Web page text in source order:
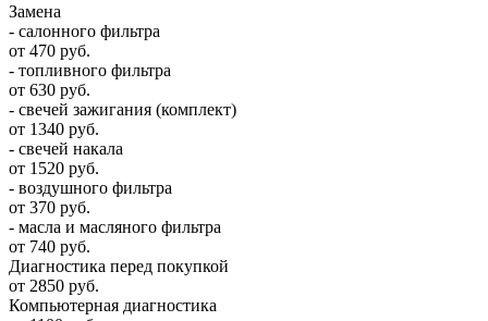
Замена
- салонного фильтра
от 470 руб.
- топливного фильтра
от 630 руб.
- свечей зажигания (комплект)
от 1340 руб.
- свечей накала
от 1520 руб.
- воздушного фильтра
от 370 руб.
- масла и масляного фильтра
от 740 руб.
Диагностика перед покупкой
от 2850 руб.
Компьютерная диагностика